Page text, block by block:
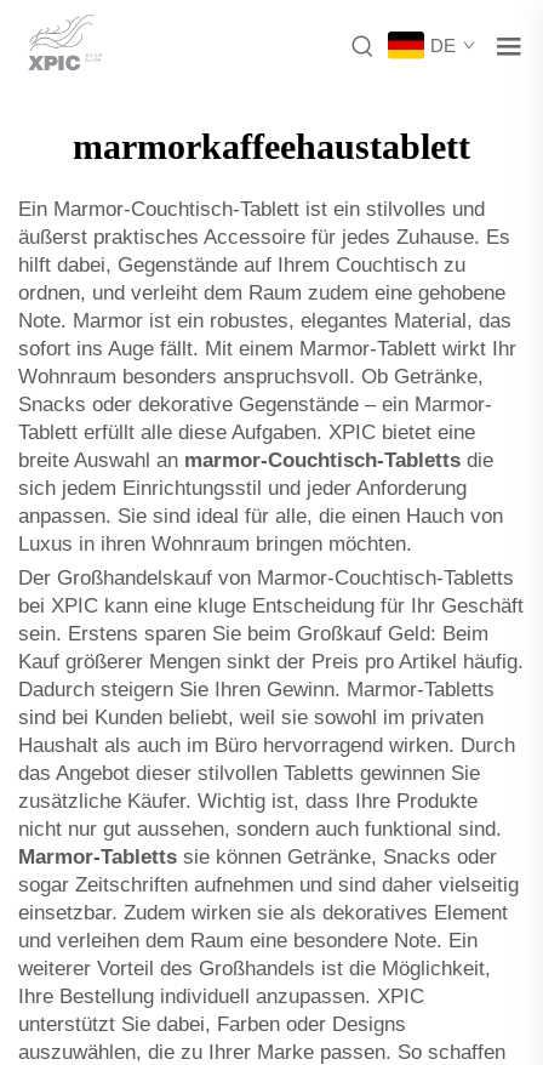
DE
marmorkaffeehaustablett
Ein Marmor-Couchtisch-Tablett ist ein stilvolles und
äußerst praktisches Accessoire für jedes Zuhause. Es
hilft dabei, Gegenstände auf Ihrem Couchtisch zu
ordnen, und verleiht dem Raum zudem eine gehobene
Note. Marmor ist ein robustes, elegantes Material, das
sofort ins Auge fällt. Mit einem Marmor-Tablett wirkt Ihr
Wohnraum besonders anspruchsvoll. Ob Getränke,
Snacks oder dekorative Gegenstände – ein Marmor-
Tablett erfüllt alle diese Aufgaben. XPIC bietet eine
breite Auswahl an marmor-Couchtisch-Tabletts die
sich jedem Einrichtungsstil und jeder Anforderung
anpassen. Sie sind ideal für alle, die einen Hauch von
Luxus in ihren Wohnraum bringen möchten.
Der Großhandelskauf von Marmor-Couchtisch-Tabletts
bei XPIC kann eine kluge Entscheidung für Ihr Geschäft
sein. Erstens sparen Sie beim Großkauf Geld: Beim
Kauf größerer Mengen sinkt der Preis pro Artikel häufig.
Dadurch steigern Sie Ihren Gewinn. Marmor-Tabletts
sind bei Kunden beliebt, weil sie sowohl im privaten
Haushalt als auch im Büro hervorragend wirken. Durch
das Angebot dieser stilvollen Tabletts gewinnen Sie
zusätzliche Käufer. Wichtig ist, dass Ihre Produkte
nicht nur gut aussehen, sondern auch funktional sind.
Marmor-Tabletts sie können Getränke, Snacks oder
sogar Zeitschriften aufnehmen und sind daher vielseitig
einsetzbar. Zudem wirken sie als dekoratives Element
und verleihen dem Raum eine besondere Note. Ein
weiterer Vorteil des Großhandels ist die Möglichkeit,
Ihre Bestellung individuell anzupassen. XPIC
unterstützt Sie dabei, Farben oder Designs
auszuwählen, die zu Ihrer Marke passen. So schaffen